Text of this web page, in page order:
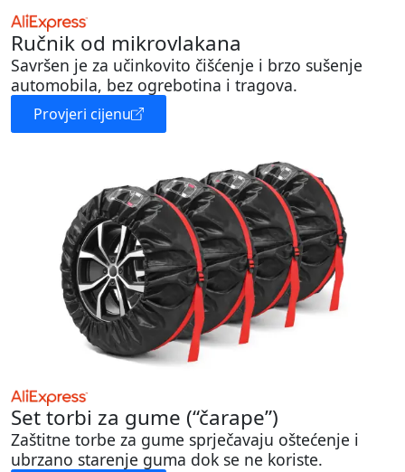
Ručnik od mikrovlakana
Savršen je za učinkovito čišćenje i brzo sušenje
automobila, bez ogrebotina i tragova.
Provjeri cijenu
Set torbi za gume (“čarape”)
Zaštitne torbe za gume sprječavaju oštećenje i
ubrzano starenje guma dok se ne koriste.